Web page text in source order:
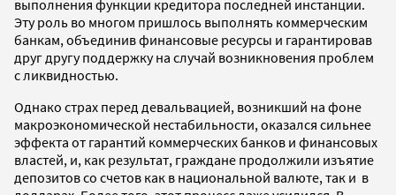
выполнения функции кредитора последней инстанции.
Эту роль во многом пришлось выполнять коммерческим
банкам, объединив финансовые ресурсы и гарантировав
друг другу поддержку на случай возникновения проблем
с ликвидностью.
Однако страх перед девальвацией, возникший на фоне
макроэкономической нестабильности, оказался сильнее
эффекта от гарантий коммерческих банков и финансовых
властей, и, как результат, граждане продолжили изъятие
депозитов со счетов как в национальной валюте, так и в